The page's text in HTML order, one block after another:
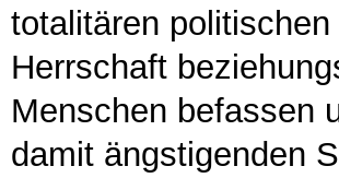
totalitären
Herrschaft
Menschen befassen
damit ängstigenden